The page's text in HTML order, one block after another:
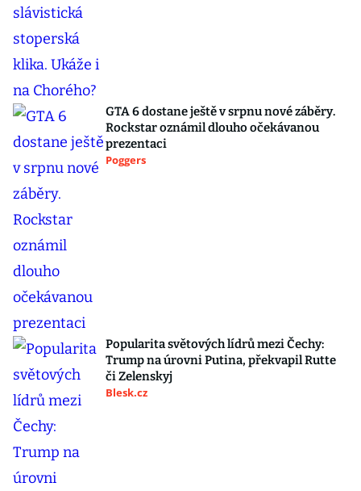
GTA 6 dostane ještě v srpnu nové záběry.
Rockstar oznámil dlouho očekávanou
prezentaci
Poggers
Popularita světových lídrů mezi Čechy:
Trump na úrovni Putina, překvapil Rutte
či Zelenskyj
Blesk.cz